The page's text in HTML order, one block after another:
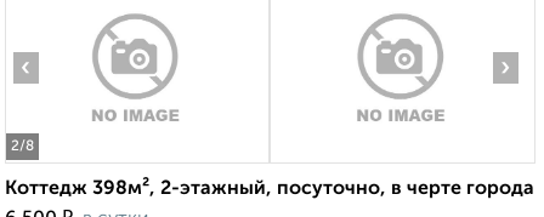
2/8
‹ ›
Коттедж 398м², 2-этажный, посуточно, в черте города